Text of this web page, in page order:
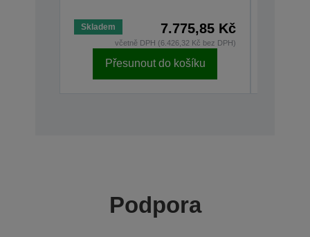
Skladem 7.775,85 Kč
včetně DPH (6.426,32 Kč bez DPH)
Přesunout do košíku
Podpora